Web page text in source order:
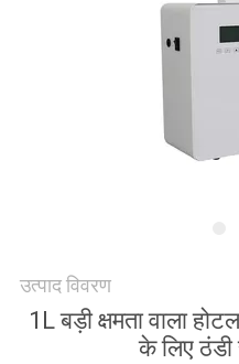
गोपनीयता
उत्पाद विवरण
1L बड़ी क्षमता वाला
के लिए